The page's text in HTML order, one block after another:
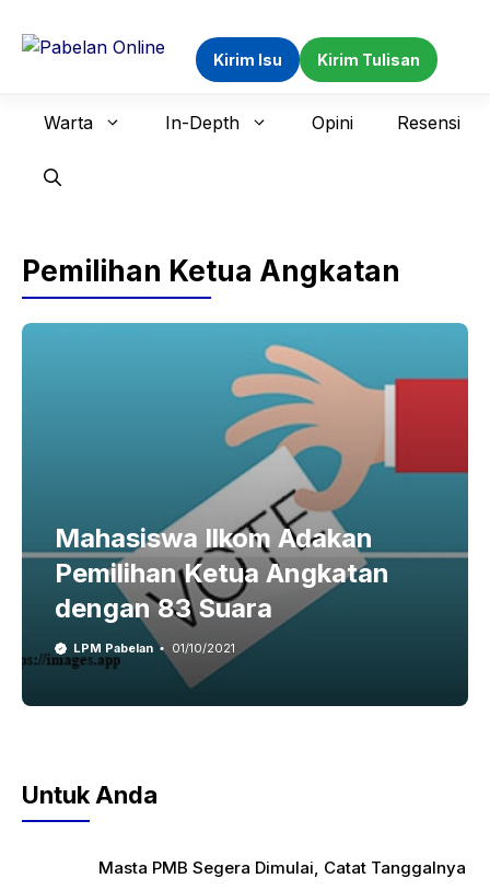
Kirim Isu Kirim Tulisan
Warta In-Depth Opini Resensi
Pemilihan Ketua Angkatan
Mahasiswa Ilkom Adakan
Pemilihan Ketua Angkatan
dengan 83 Suara
LPM Pabelan 01/10/2021
Untuk Anda
Masta PMB Segera Dimulai, Catat Tanggalnya